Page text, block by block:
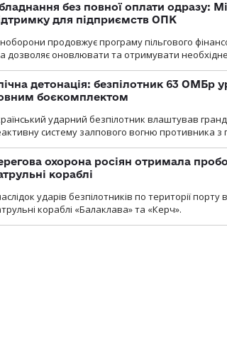
без повної оплати одразу:
для підприємств ОПК
продовжує програму пільгового
дозволяє оновлювати та отримувати
детонація: безпілотник 63 ОМБр
боєкомплектом
ударний безпілотник влаштував
систему залпового вогню противника
охорона росіян отримала
кораблі
ударів безпілотників по території
кораблі «Балаклава» та «Керч».